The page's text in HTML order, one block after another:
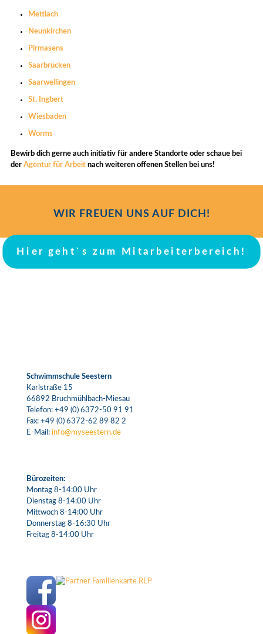
Mettlach
Neunkirchen
Pirmasens
Saarbrücken
Saarwellingen
St. Ingbert
Wiesbaden
Worms
Bewirb dich gerne auch initiativ für andere Standorte oder schaue bei
der Agentur für Arbeitnach weiteren offenen Stellen bei uns!
WIR FREUEN UNS AUF DICH!
Hier geht`s zum Mitarbeiterbereich!
Schwimmschule Seestern
Karlstraße 15
66892 Bruchmühlbach-Miesau
Telefon: +49 (0) 6372-50 91 91
Fax: +49 (0) 6372-62 89 82 2
E-Mail: info@myseestern.de
Bürozeiten:
Montag 8-14:00 Uhr
Dienstag 8-14:00 Uhr
Mittwoch 8-14:00 Uhr
Donnerstag 8-16:30 Uhr
Freitag 8-14:00 Uhr